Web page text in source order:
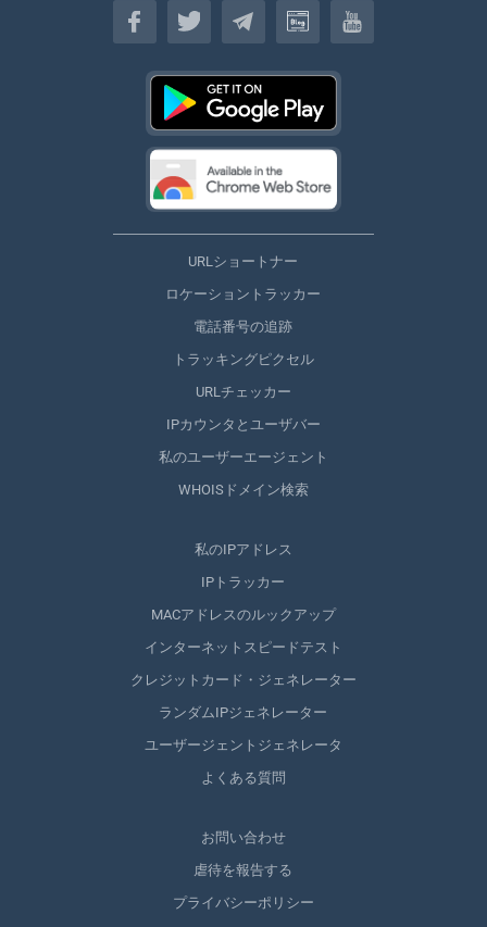
URLショートナー
ロケーショントラッカー
電話番号の追跡
トラッキングピクセル
URLチェッカー
IPカウンタとユーザバー
私のユーザーエージェント
WHOISドメイン検索
私のIPアドレス
IPトラッカー
MACアドレスのルックアップ
インターネットスピードテスト
クレジットカード・ジェネレーター
ランダムIPジェネレーター
ユーザージェントジェネレータ
よくある質問
お問い合わせ
虐待を報告する
プライバシーポリシー